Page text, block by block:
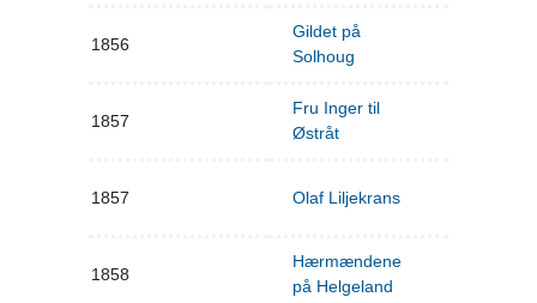
1856
Gildet på
Solhoug
1857
Fru Inger til
Østråt
1857 Olaf Liljekrans
1858
Hærmændene
på Helgeland